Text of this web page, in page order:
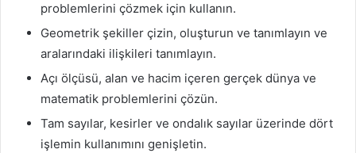
problemlerini çözmek için kullanın.
Geometrik şekiller çizin, oluşturun ve tanımlayın ve
aralarındaki ilişkileri tanımlayın.
Açı ölçüsü, alan ve hacim içeren gerçek dünya ve
matematik problemlerini çözün.
Tam sayılar, kesirler ve ondalık sayılar üzerinde dört
işlemin kullanımını genişletin.